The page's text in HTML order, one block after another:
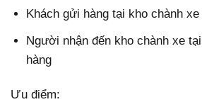
Khách gửi hàng tại kho chành
Người nhận đến kho chành xe
hàng
Ưu điểm: